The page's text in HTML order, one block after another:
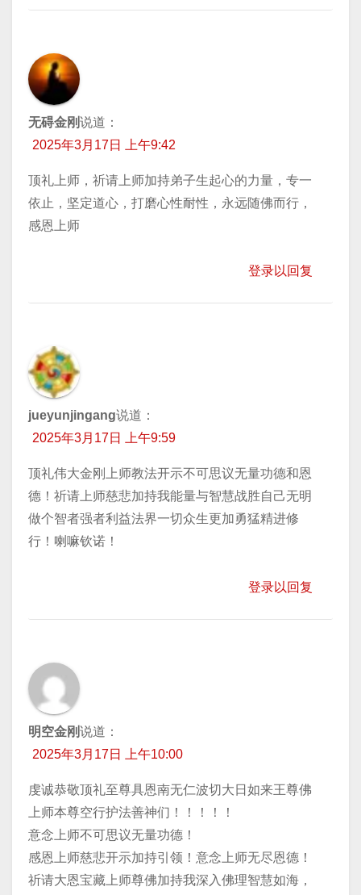
无碍金刚说道：
2025年3月17日 上午9:42
顶礼上师，祈请上师加持弟子生起心的力量，专一
依止，坚定道心，打磨心性耐性，永远随佛而行，
感恩上师
登录以回复
jueyunjingang说道：
2025年3月17日 上午9:59
顶礼伟大金刚上师教法开示不可思议无量功德和恩
德！祈请上师慈悲加持我能量与智慧战胜自己无明
做个智者强者利益法界一切众生更加勇猛精进修
行！喇嘛钦诺！
登录以回复
明空金刚说道：
2025年3月17日 上午10:00
虔诚恭敬顶礼至尊具恩南无仁波切大日如来王尊佛
上师本尊空行护法善神们！！！！！
意念上师不可思议无量功德！
感恩上师慈悲开示加持引领！意念上师无尽恩德！
祈请大恩宝藏上师尊佛加持我深入佛理智慧如海，